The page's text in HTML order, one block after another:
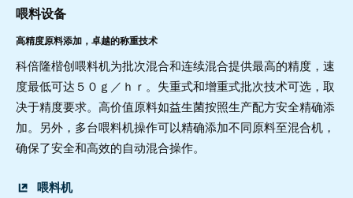
喂料设备
高精度原料添加，卓越的称重技术
科倍隆楷创喂料机为批次混合和连续混合提供最高的精度，速
度最低可达５０ｇ／ｈｒ。失重式和增重式批次技术可选，取
决于精度要求。高价值原料如益生菌按照生产配方安全精确添
加。另外，多台喂料机操作可以精确添加不同原料至混合机，
确保了安全和高效的自动混合操作。
喂料机